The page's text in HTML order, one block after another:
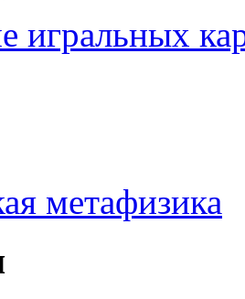
игральных
метафизика